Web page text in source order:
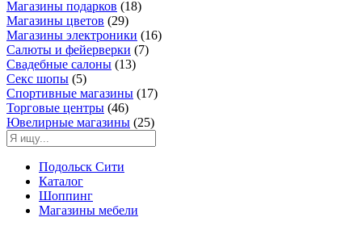
Магазины подарков (18)
Магазины цветов (29)
Магазины электроники (16)
Салюты и фейерверки (7)
Свадебные салоны (13)
Секс шопы (5)
Спортивные магазины (17)
Торговые центры (46)
Ювелирные магазины (25)
Подольск Сити
Каталог
Шоппинг
Магазины мебели